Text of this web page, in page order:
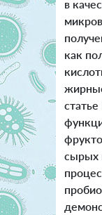
в
как
сырых